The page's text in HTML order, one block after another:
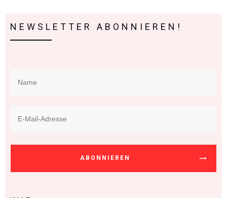
NEWSLETTER ABONNIEREN!
ABONNIEREN